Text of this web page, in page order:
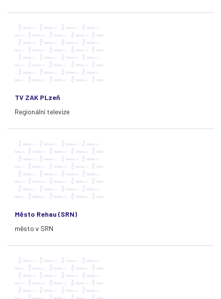
TV ZAK PLzeň
Regionální televize
Město Rehau (SRN)
město v SRN